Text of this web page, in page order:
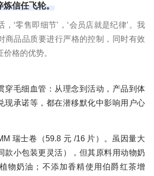
炼信任飞轮。
，‘零售即细节’，‘会员店就是纪律’。我
商品品质要进行严格的控制，同时有效
格的优势。
穿毛细血管：从理念到活动，产品到体
现承诺等，都在潜移默化中影响用户心
瑞士卷（59.8 元 /16 片）。虽因量大
款小包装更灵活），但其原料用动物奶
物奶油；不添加香精使用伯爵红茶增